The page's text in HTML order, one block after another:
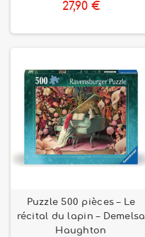
27,90 €
Puzzle 500 pièces – Le
récital du lapin – Demelsa
Haughton